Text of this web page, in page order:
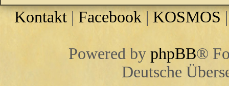
Kontakt | Facebook |KOSMOS
Powered by phpBB®
Deutsche